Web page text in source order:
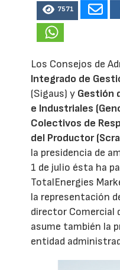
7571
Los Consejos de
Integrado de
(Sigaus) y Gestión
e Industriales
Colectivos de
del Productor
la presidencia de
1 de julio ésta ha
TotalEnergies
la representación
director Comercial
asume también la
entidad